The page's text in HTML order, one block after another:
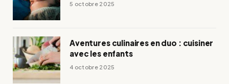
5 octobre 2025
Aventures culinaires en duo : cuisiner
avec les enfants
4 octobre 2025